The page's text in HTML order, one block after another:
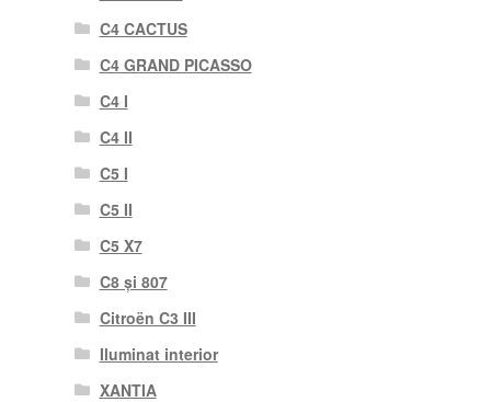
C4 CACTUS
C4 GRAND PICASSO
C4 I
C4 II
C5 I
C5 II
C5 X7
C8 și 807
Citroën C3 III
Iluminat interior
XANTIA